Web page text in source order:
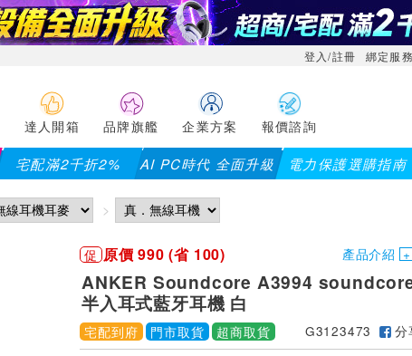
登入/註冊 綁定服
達人開箱 品牌旗艦 企業方案 報價諮詢
宅配滿2千折2% AI PC時代 全面升級 電力保護選購指南
【PX
促 原價 990 (省 100) 產品介紹
ANKER Soundcore A3994
半入耳式藍牙耳機 白
宅配到府 門市取貨 超商取貨 G3123473 分